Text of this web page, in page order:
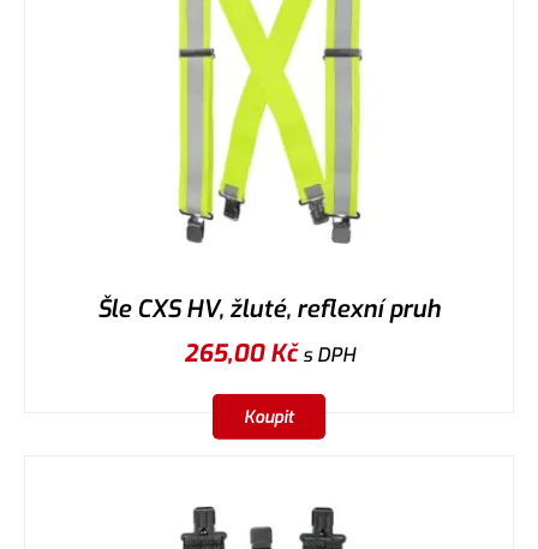
Šle CXS HV, žluté, reflexní pruh
265,00Kčs DPH
Koupit